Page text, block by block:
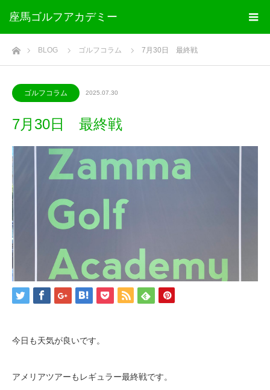
座馬ゴルフアカデミー
ホームBLOG ゴルフコラム 7月30日 最終戦
ゴルフコラム 2025.07.30
7月30日 最終戦
今日も天気が良いです。
アメリアツアーもレギュラー最終戦です。